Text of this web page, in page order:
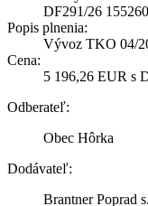
DF291/26
Popis plnenia:
Vývoz TKO 04/
Cena:
5 196,26 EUR s
Odberateľ:
Obec Hôrka
Dodávateľ:
Brantner Poprad